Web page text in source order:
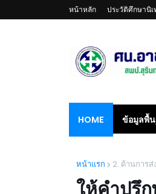
หน้าหลัก ประวัติศึกษานิ
HOME ข้อมูลพื้
หน้าแรก 2. ด้านการ